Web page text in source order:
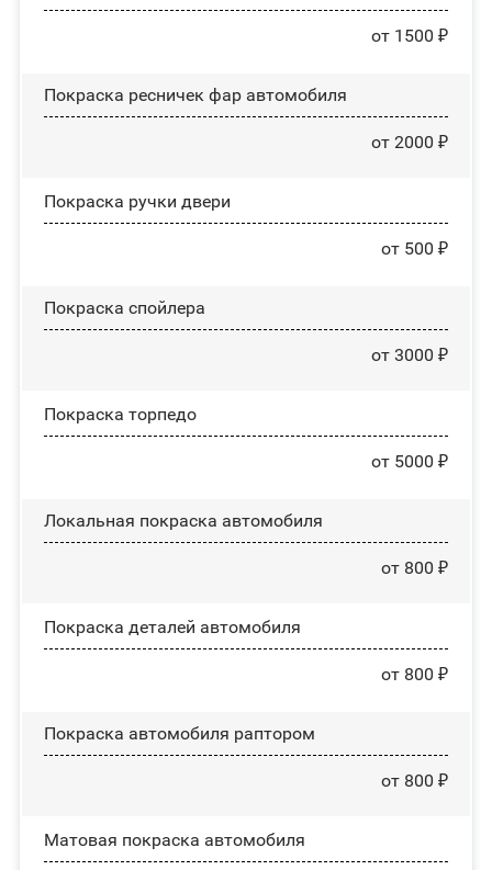
от 1500 ₽
Покраска ресничек фар автомобиля
от 2000 ₽
Покраска ручки двери
от 500 ₽
Покраска спойлера
от 3000 ₽
Покраска торпедо
от 5000 ₽
Локальная покраска автомобиля
от 800 ₽
Покраска деталей автомобиля
от 800 ₽
Покраска автомобиля раптором
от 800 ₽
Матовая покраска автомобиля